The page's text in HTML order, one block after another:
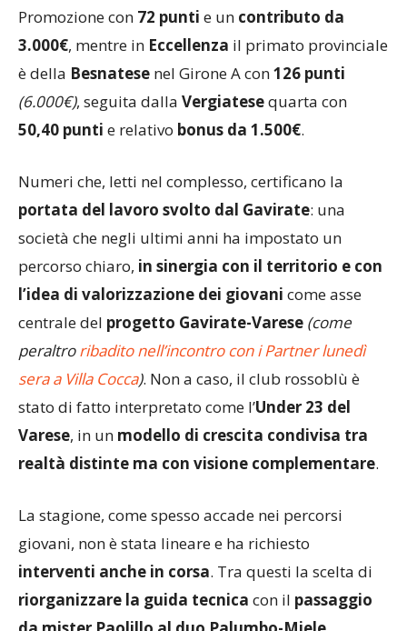
Promozione con 72 punti e un contributo da
3.000€, mentre in Eccellenza il primato provinciale
è della Besnatese nel Girone A con126 punti
(6.000€), seguita dalla Vergiatesequarta con
50,40 punti e relativo bonus da 1.500€.
Numeri che, letti nel complesso, certificano la
portata del lavoro svolto dal Gavirate: una
società che negli ultimi anni ha impostato un
percorso chiaro, in sinergia con il territorio e con
l’idea di valorizzazione dei giovani come asse
centrale del progetto Gavirate-Varese (come
peraltroribadito nell’incontro con i Partner lunedì
sera a Villa Cocca). Non a caso, il club rossoblù è
stato di fatto interpretato come l’Under 23 del
Varese, in un modello di crescita condivisa tra
realtà distinte ma con visione complementare.
La stagione, come spesso accade nei percorsi
giovani, non è stata lineare e ha richiesto
interventi anche in corsa. Tra questi la scelta di
riorganizzare la guida tecnica con il passaggio